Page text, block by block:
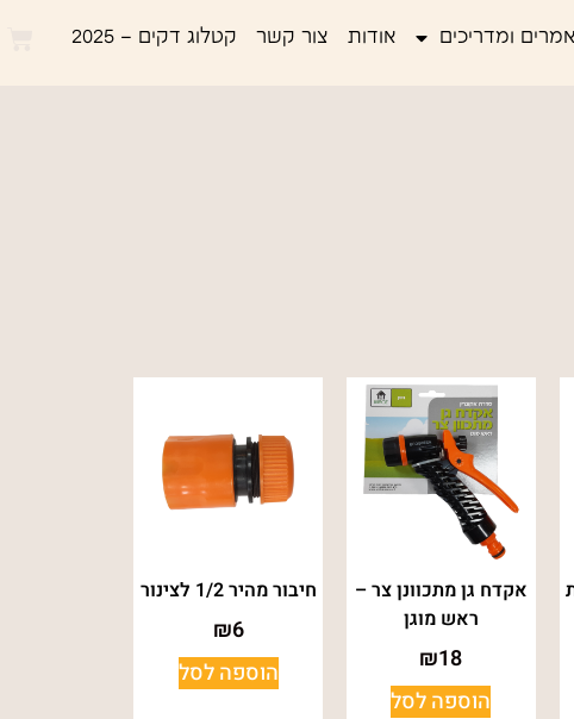
ומדריכים אודות צור קשר קטלוג דקים – 2025
אקדח גן מתכוונן צר –
ראש מוגן
₪18
הוספה לסל
חיבור מהיר 1/2 לצינור
₪6
הוספה לסל